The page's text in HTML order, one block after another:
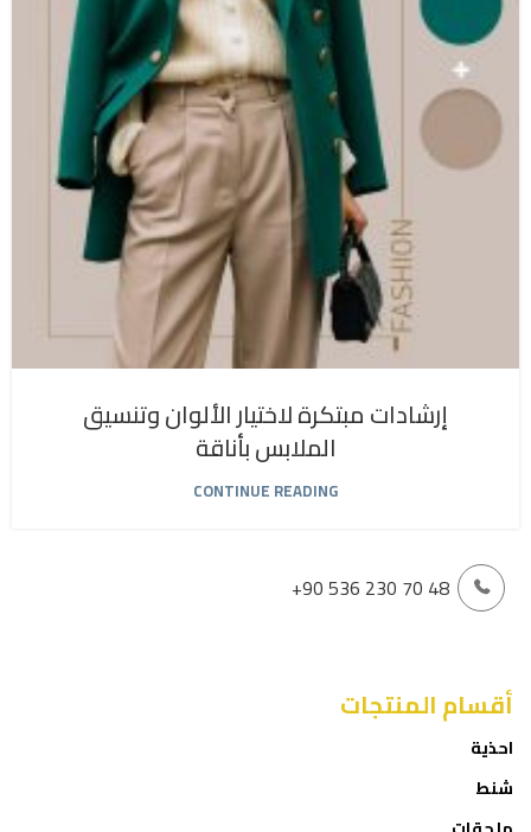
إرشادات مبتكرة لاختيار الألوان وتنسيق
الملابس بأناقة
CONTINUE READING
+90 536 230 70 48
أقسام المنتجات
احذية
شنط